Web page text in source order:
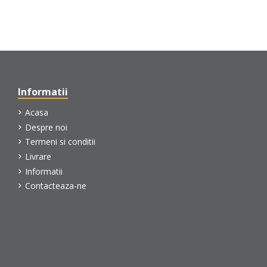
Informatii
Acasa
Despre noi
Termeni si conditii
Livrare
Informatii
Contacteaza-ne